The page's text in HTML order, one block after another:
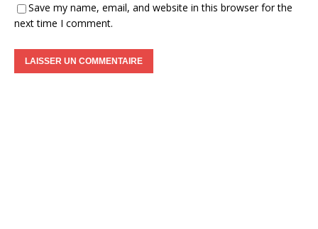
Save my name, email, and website in this browser for the
next time I comment.